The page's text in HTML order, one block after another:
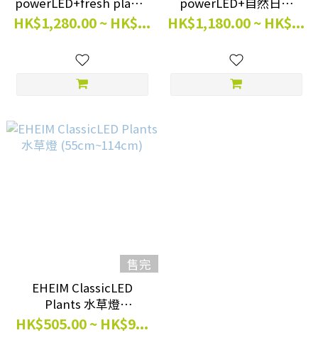
水草燈 (LK1)
360mm~1349mm
(15W~44W)
HK$1,280.00 ~ HK$...
360mm~1349mm
(13w~39W)
HK$1,180.00 ~ HK$...
售完
EHEIM ClassicLED
Plants 水草燈
(55cm~114cm)
HK$505.00 ~ HK$9...